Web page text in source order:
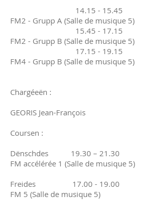
14.15 - 15.45
FM2 - Grupp A (Salle de musique 5)
15.45 - 17.15
FM2 - Grupp B (Salle de musique 5)
17.15 - 19.15
FM4 - Grupp B (Salle de musique 5)
Chargéeën :
GEORIS Jean-François
Coursen :
Dënschdes 19.30 – 21.30
FM accélérée 1 (Salle de musique 5)
Freides 17.00 - 19.00
FM 5 (Salle de musique 5)